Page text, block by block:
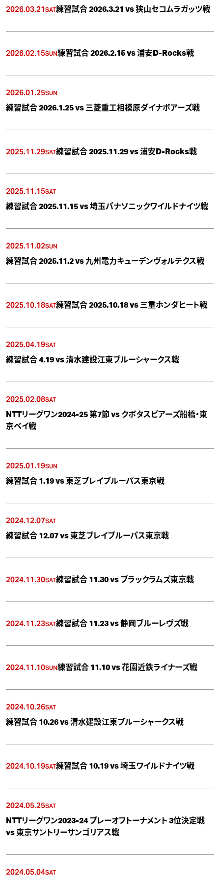
2026.03.21SAT練習試合 2026.3.21 vs 狭山セコムラガッツ戦
2026.02.15SUN練習試合 2026.2.15 vs 浦安D-Rocks戦
2026.01.25SUN
練習試合 2026.1.25 vs 三菱重工相模原ダイナボアーズ戦
2025.11.29SAT練習試合 2025.11.29 vs 浦安D-Rocks戦
2025.11.15SAT
練習試合 2025.11.15 vs 埼玉パナソニックワイルドナイツ戦
2025.11.02SUN
練習試合 2025.11.2 vs 九州電力キューデンヴォルテクス戦
2025.10.18SAT練習試合 2025.10.18 vs 三重ホンダヒート戦
2025.04.19SAT
練習試合 4.19 vs 清水建設江東ブルーシャークス戦
2025.02.08SAT
NTTリーグワン2024-25 第7節 vs クボタスピアーズ船橋・東
京ベイ戦
2025.01.19SUN
練習試合 1.19 vs 東芝ブレイブルーパス東京戦
2024.12.07SAT
練習試合 12.07 vs 東芝ブレイブルーパス東京戦
2024.11.30SAT練習試合 11.30 vs ブラックラムズ東京戦
2024.11.23SAT練習試合 11.23 vs 静岡ブルーレヴズ戦
2024.11.10SUN練習試合 11.10 vs 花園近鉄ライナーズ戦
2024.10.26SAT
練習試合 10.26 vs 清水建設江東ブルーシャークス戦
2024.10.19SAT練習試合 10.19 vs 埼玉ワイルドナイツ戦
2024.05.25SAT
NTTリーグワン2023-24 プレーオフトーナメント 3位決定戦
vs 東京サントリーサンゴリアス戦
2024.05.04SAT